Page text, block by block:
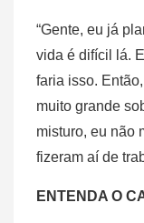
“Gente, eu já
vida é difícil lá.
faria isso.
muito grande
misturo, eu não
fizeram aí de
ENTENDA O